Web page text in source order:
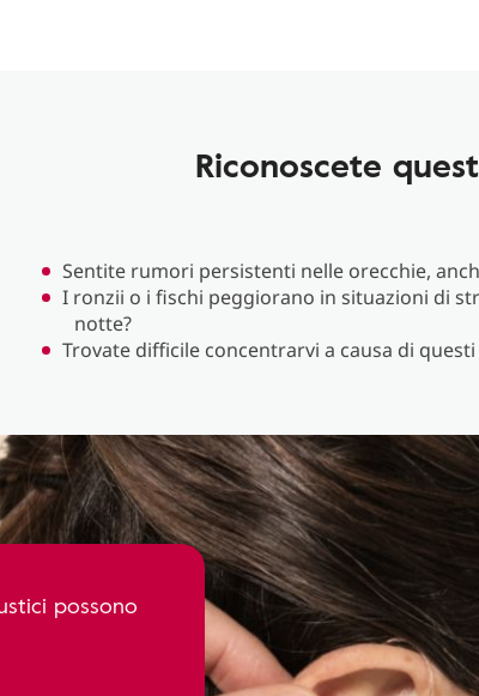
Riconoscete
Sentite rumori persistenti nelle orecchie,
I ronzii o i fischi peggiorano in situazioni di
notte?
Trovate difficile concentrarvi a causa di
possono